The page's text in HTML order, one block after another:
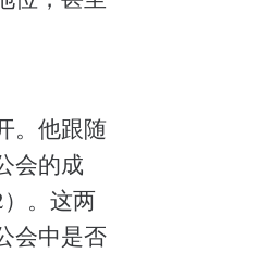
。他跟随
会的成
。这两
会中是否